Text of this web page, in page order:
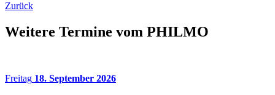
Zurück
Weitere Termine vom PHILMO
Freitag 18. September 2026